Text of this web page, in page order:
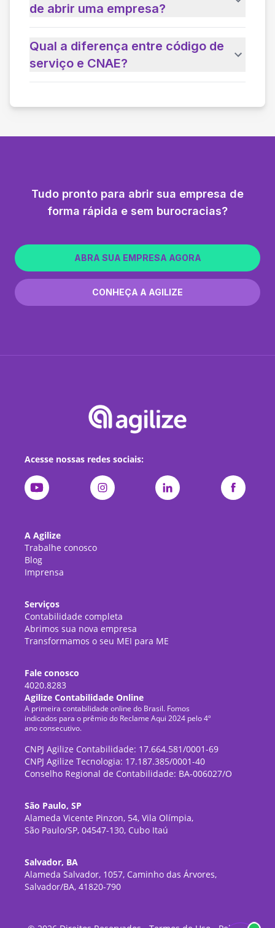
de abrir uma empresa?
Qual a diferença entre código de
serviço e CNAE?
Tudo pronto para abrir sua empresa de
forma rápida e sem burocracias?
ABRA SUA EMPRESA AGORA
CONHEÇA A AGILIZE
Acesse nossas redes sociais:
A Agilize
Trabalhe conosco
Blog
Imprensa
Serviços
Contabilidade completa
Abrimos sua nova empresa
Transformamos o seu MEI para ME
Fale conosco
4020.8283
Agilize Contabilidade Online
A primeira contabilidade online do Brasil. Fomos
indicados para o prêmio do Reclame Aqui 2024 pelo 4º
ano consecutivo.
CNPJ Agilize Contabilidade: 17.664.581/0001-69
CNPJ Agilize Tecnologia: 17.187.385/0001-40
Conselho Regional de Contabilidade: BA-006027/O
São Paulo, SP
Alameda Vicente Pinzon, 54, Vila Olímpia,
São Paulo/SP, 04547-130, Cubo Itaú
Salvador, BA
Alameda Salvador, 1057, Caminho das Árvores,
Salvador/BA, 41820-790